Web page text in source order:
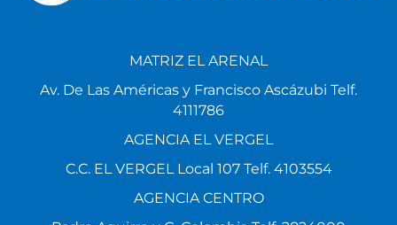
MATRIZ EL ARENAL
Av. De Las Américas y Francisco Ascázubi Telf.
4111786
AGENCIA EL VERGEL
C.C. EL VERGEL Local 107 Telf. 4103554
AGENCIA CENTRO